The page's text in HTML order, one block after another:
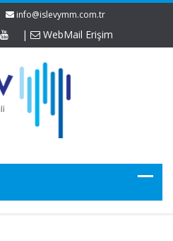
info@islevymm.com.tr
| WebMail Erişim